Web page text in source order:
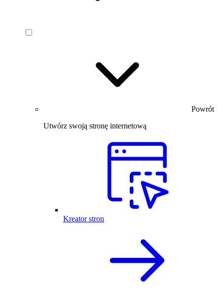
Powrót
Utwórz swoją stronę internetową
Kreator stron